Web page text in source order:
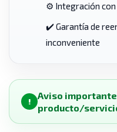
⚙️ Integración con
✔️ Garantía de
inconveniente
!
Aviso
producto/